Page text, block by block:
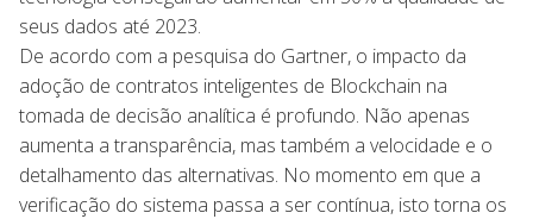
seus dados até 2023.
De acordo com a pesquisa do Gartner, o impacto da
adoção de contratos inteligentes de Blockchain na
tomada de decisão analítica é profundo. Não apenas
aumenta a transparência, mas também a velocidade e o
detalhamento das alternativas. No momento em que a
verificação do sistema passa a ser contínua, isto torna os